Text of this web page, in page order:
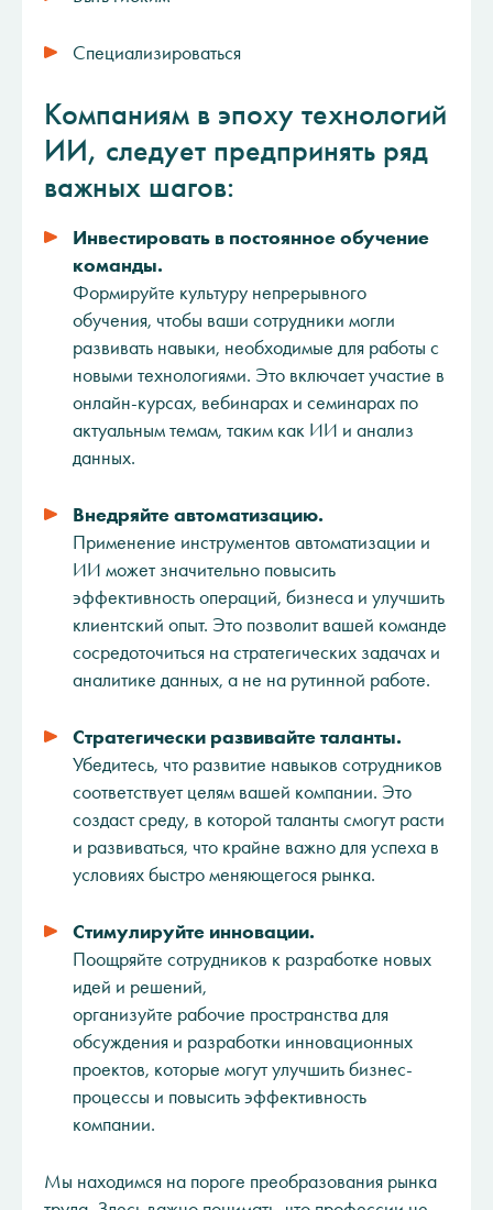
Специализироваться
Компаниям в эпоху технологий
ИИ, следует предпринять ряд
важных шагов:
Инвестировать в постоянное обучение
команды.
Формируйте культуру непрерывного
обучения, чтобы ваши сотрудники могли
развивать навыки, необходимые для работы с
новыми технологиями. Это включает участие в
онлайн-курсах, вебинарах и семинарах по
актуальным темам, таким как ИИ и анализ
данных.
Внедряйте автоматизацию.
Применение инструментов автоматизации и
ИИ может значительно повысить
эффективность операций, бизнеса и улучшить
клиентский опыт. Это позволит вашей команде
сосредоточиться на стратегических задачах и
аналитике данных, а не на рутинной работе.
Стратегически развивайте таланты.
Убедитесь, что развитие навыков сотрудников
соответствует целям вашей компании. Это
создаст среду, в которой таланты смогут расти
и развиваться, что крайне важно для успеха в
условиях быстро меняющегося рынка.
Стимулируйте инновации.
Поощряйте сотрудников к разработке новых
идей и решений,
организуйте рабочие пространства для
обсуждения и разработки инновационных
проектов, которые могут улучшить бизнес-
процессы и повысить эффективность
компании.
Мы находимся на пороге преобразования рынка